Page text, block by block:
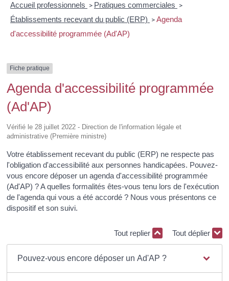
Accueil professionnels > Pratiques commerciales >
Établissements recevant du public (ERP) > Agenda
d'accessibilité programmée (Ad'AP)
Fiche pratique
Agenda d'accessibilité programmée
(Ad'AP)
Vérifié le 28 juillet 2022 - Direction de l'information légale et
administrative (Première ministre)
Votre établissement recevant du public (ERP) ne respecte pas
l'obligation d'accessibilité aux personnes handicapées. Pouvez-
vous encore déposer un agenda d'accessibilité programmée
(Ad'AP) ? A quelles formalités êtes-vous tenu lors de l'exécution
de l'agenda qui vous a été accordé ? Nous vous présentons ce
dispositif et son suivi.
Tout replier Tout déplier
Pouvez-vous encore déposer un Ad'AP ?